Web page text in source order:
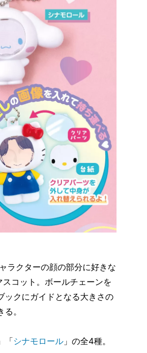
ラクターの顔の部分に好きな
コット。ボールチェーンを
ックにガイドとなる大きさの
。
「 シナモロール 」の全4種。